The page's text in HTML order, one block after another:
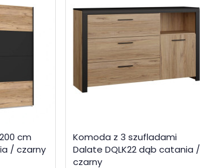
cm
/ czarny
Komoda z 3 szufladami
Dalate DQLK22 dąb catania /
czarny